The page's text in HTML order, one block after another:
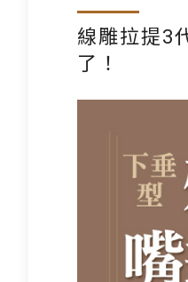
線雕拉提3
了！